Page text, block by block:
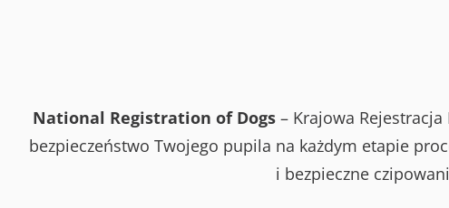
National Registration of Dogs – Krajowa
bezpieczeństwo Twojego pupila na każdym etapie
i bezpieczne